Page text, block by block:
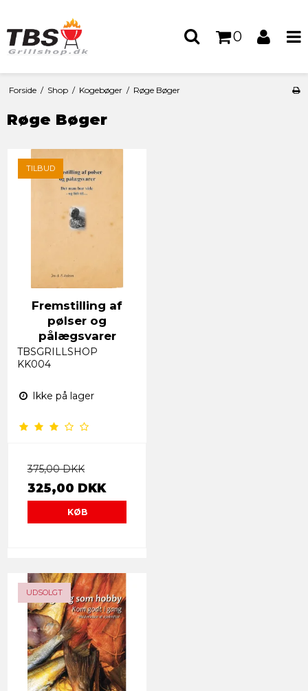
0
Forside / Shop / Kogebøger / Røge Bøger
Røge Bøger
TILBUD
Fremstilling af
pølser og
pålægsvarer
TBSGRILLSHOP
KK004
Ikke på lager
375,00 DKK
325,00 DKK
KØB
TILBUD
UDSOLGT